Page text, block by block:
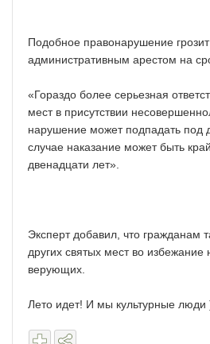
Подобное правонарушение
административным арестом на
«Гораздо более серьезная
мест в присутствии
нарушение может подпадать под
случае наказание может быть
двенадцати лет».
Эксперт добавил, что гражданам
других святых мест во
верующих.
Лето идет! И мы культурные люди